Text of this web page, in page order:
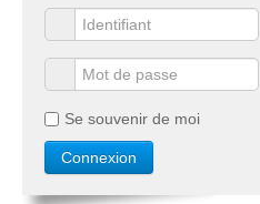
Se souvenir de moi